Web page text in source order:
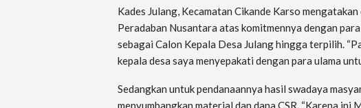
Kades Julang, Kecamatan Cikande Karso
Peradaban Nusantara atas komitmennya dengan
sebagai Calon Kepala Desa Julang hingga terpilih.
kepala desa saya menyepakati dengan para ulama
Sedangkan untuk pendanaannya hasil swadaya
menyumbangkan material dan dana CSR. “Karena ini